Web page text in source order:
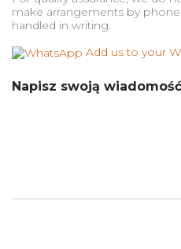
make arrangements by
handled in writing.
Add us to your
Napisz swoją